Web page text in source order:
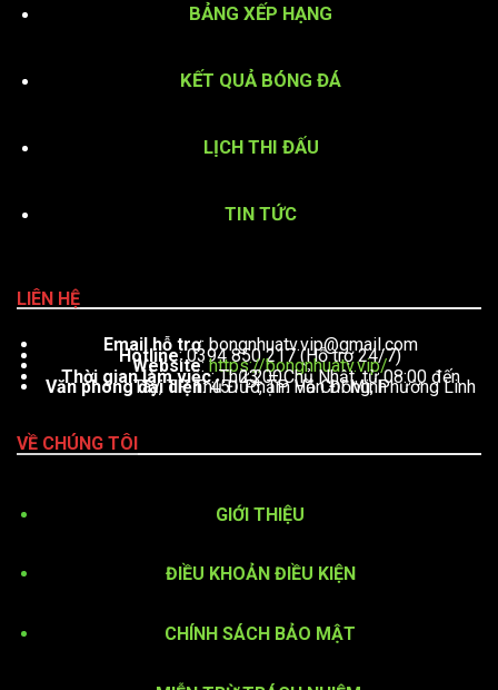
BẢNG XẾP HẠNG
KẾT QUẢ BÓNG ĐÁ
LỊCH THI ĐẤU
TIN TỨC
LIÊN HỆ
Email hỗ trợ:bongnhuatv.vip@gmail.com
Hotline: 0394 850 217 (Hỗ trợ 24/7)
Website:https://bongnhuatv.vip/
Thời gian làm việc : Thứ 2 – Chủ Nhật, từ 08:00 đến 23:00
Văn phòng đại diện: 451 Phạm Văn Đồng, Phường Linh Tây, TP. Thủ Đức, TP. Hồ Chí Minh
VỀ CHÚNG TÔI
GIỚI THIỆU
ĐIỀU KHOẢN ĐIỀU KIỆN
CHÍNH SÁCH BẢO MẬT